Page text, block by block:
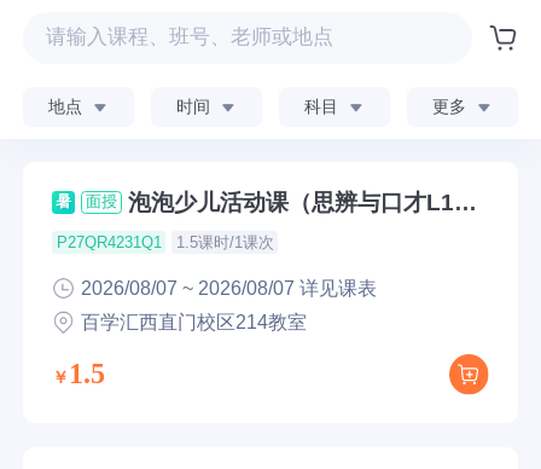
地点 时间 科目 更多
暑 面授
泡泡少儿活动课（思辨与口才L1公
开课）
P27QR4231Q1 1.5课时/1课次
2026/08/07 ~ 2026/08/07 详见课表
百学汇西直门校区214教室
1.5